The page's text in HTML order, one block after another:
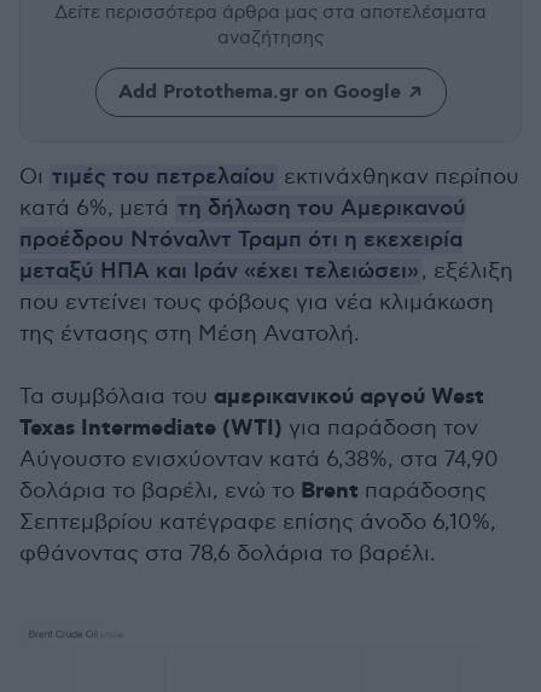
Δείτε περισσότερα άρθρα μας στα αποτελέσματα
αναζήτησης
Add Protothema.gr on Google
Οι τιμές του πετρελαίου εκτινάχθηκαν περίπου
κατά 6%, μετά τη δήλωση του Αμερικανού
προέδρου Ντόναλντ Τραμπ ότι η εκεχειρία
μεταξύ ΗΠΑ και Ιράν «έχει τελειώσει», εξέλιξη
που εντείνει τους φόβους για νέα κλιμάκωση
της έντασης στη Μέση Ανατολή.
Τα συμβόλαια του αμερικανικού αργού West
Texas Intermediate (WTI) για παράδοση τον
Αύγουστο ενισχύονταν κατά 6,38%, στα 74,90
δολάρια το βαρέλι, ενώ το Brent παράδοσης
Σεπτεμβρίου κατέγραφε επίσης άνοδο 6,10%,
φθάνοντας στα 78,6 δολάρια το βαρέλι.